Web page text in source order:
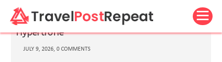
Optimale Suppletie voor Maximale
Hypertrofie
JULY 9, 2026, 0 COMMENTS